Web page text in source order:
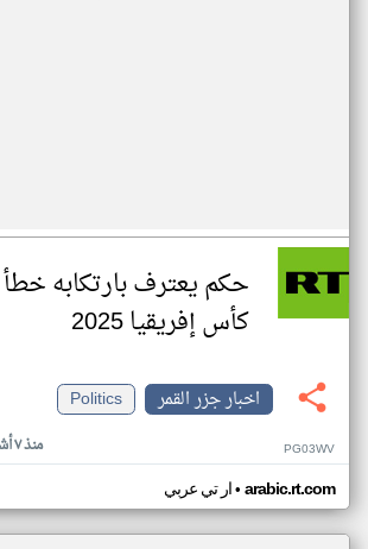
حكم يعترف بارتكابه
كأس إفريقيا 2025
اخبار جزر القمر
Politics
منذ ٧ أشهر PG03WV
ار تي عربي• arabic.rt.com